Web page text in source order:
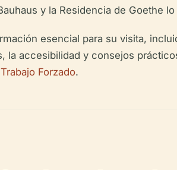
y la Residencia de Goethe
esencial para su visita,
la accesibilidad y consejos
Forzado.